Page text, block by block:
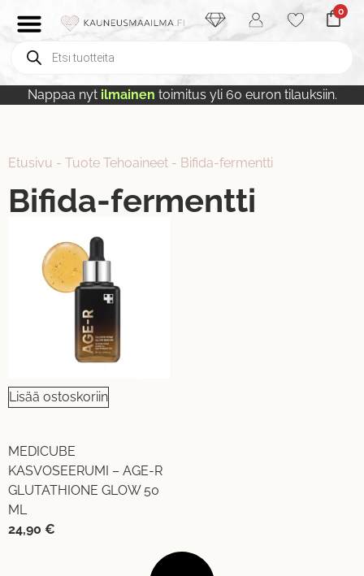
0
Nappaa nyt ilmainen toimitus yli 60 euron tilauksiin.
Etusivu - Tuote Tehoaineet - Bifida-fermentti
Bifida-fermentti
Lisää ostoskoriin
MEDICUBE
KASVOSEERUMI – AGE-R
GLUTATHIONE GLOW 50
ML
24,90 €